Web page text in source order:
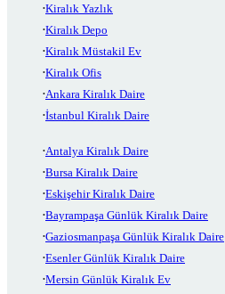
Kiralık Yazlık
Kiralık Depo
Kiralık Müstakil Ev
Kiralık Ofis
Ankara Kiralık Daire
İstanbul Kiralık Daire
Antalya Kiralık Daire
Bursa Kiralık Daire
Eskişehir Kiralık Daire
Bayrampaşa Günlük Kiralık Daire
Gaziosmanpaşa Günlük Kiralık Daire
Esenler Günlük Kiralık Daire
Mersin Günlük Kiralık Ev